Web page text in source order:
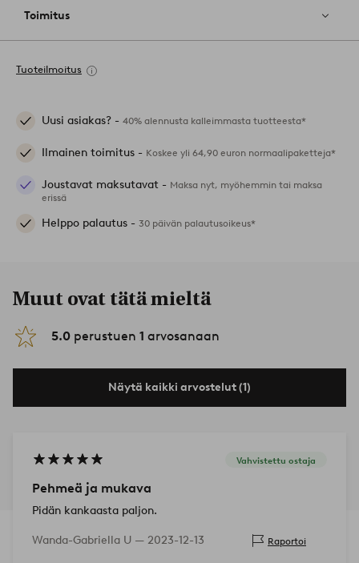
Toimitus
Tuoteilmoitus
Uusi asiakas? - 40% alennusta kalleimmasta tuotteesta*
Ilmainen toimitus - Koskee yli 64,90 euron normaalipaketteja*
Joustavat maksutavat - Maksa nyt, myöhemmin tai maksa
erissä
Helppo palautus - 30 päivän palautusoikeus*
Muut ovat tätä mieltä
5.0 perustuen 1 arvosanaan
Näytä kaikki arvostelut (1)
Vahvistettu ostaja
Pehmeä ja mukava
Pidän kankaasta paljon.
Wanda-Gabriella U — 2023-12-13 Raportoi